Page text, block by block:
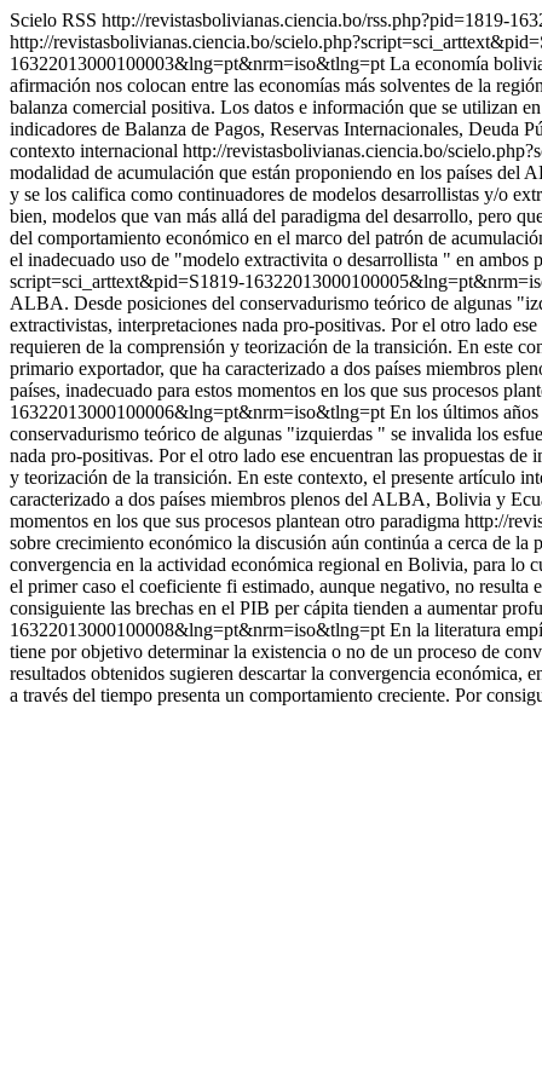
Scielo RSS http://revistasbolivianas.ciencia.bo/rss.php?pid=1819-
http://revistasbolivianas.ciencia.bo/
16322013000100003&lng=pt&nrm=iso&tlng=pt La economía
afirmación nos colocan entre las economías más solventes de la
balanza comercial positiva. Los datos e información que se utilizan
indicadores de Balanza de Pagos, Reservas Internacionales, Deuda
contexto internacional http://revistasbolivianas.ciencia.bo/
modalidad de acumulación que están proponiendo en los países del
y se los califica como continuadores de modelos desarrollistas y/o
bien, modelos que van más allá del paradigma del desarrollo, pero
del comportamiento económico en el marco del patrón de
el inadecuado uso de "modelo extractivita o desarrollista " en ambos
script=sci_arttext&pid=S1819-
ALBA. Desde posiciones del conservadurismo teórico de algunas
extractivistas, interpretaciones nada pro-positivas. Por el otro lado
requieren de la comprensión y teorización de la transición. En este
primario exportador, que ha caracterizado a dos países miembros
países, inadecuado para estos momentos en los que sus procesos
16322013000100006&lng=pt&nrm=iso&tlng=pt En los últimos
conservadurismo teórico de algunas "izquierdas " se invalida los
nada pro-positivas. Por el otro lado ese encuentran las propuestas
y teorización de la transición. En este contexto, el presente artículo
caracterizado a dos países miembros plenos del ALBA, Bolivia y
momentos en los que sus procesos plantean otro paradigma http://
sobre crecimiento económico la discusión aún continúa a cerca de
convergencia en la actividad económica regional en Bolivia, para lo
el primer caso el coeficiente fi estimado, aunque negativo, no
consiguiente las brechas en el PIB per cápita tienden a aumentar
16322013000100008&lng=pt&nrm=iso&tlng=pt En la literatura
tiene por objetivo determinar la existencia o no de un proceso de
resultados obtenidos sugieren descartar la convergencia
a través del tiempo presenta un comportamiento creciente. Por